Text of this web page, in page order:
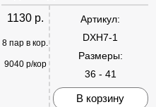
1130 р.
8 пар в кор.
9040 р/кор
Артикул:
DXH7-1
Размеры:
36 - 41
В корзину